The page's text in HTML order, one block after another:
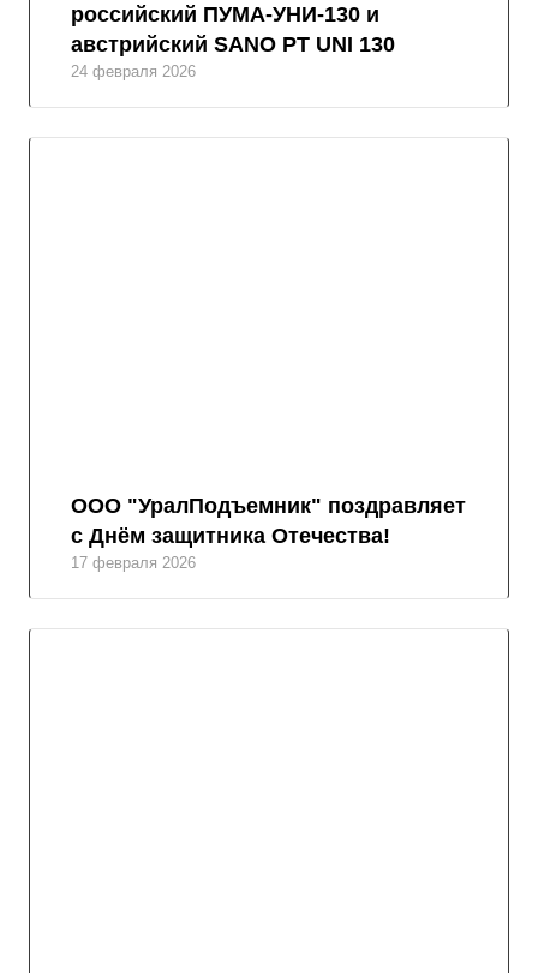
российский ПУМА-УНИ-130 и
австрийский SANO PT UNI 130
24 февраля 2026
ООО "УралПодъемник" поздравляет
с Днём защитника Отечества!
17 февраля 2026